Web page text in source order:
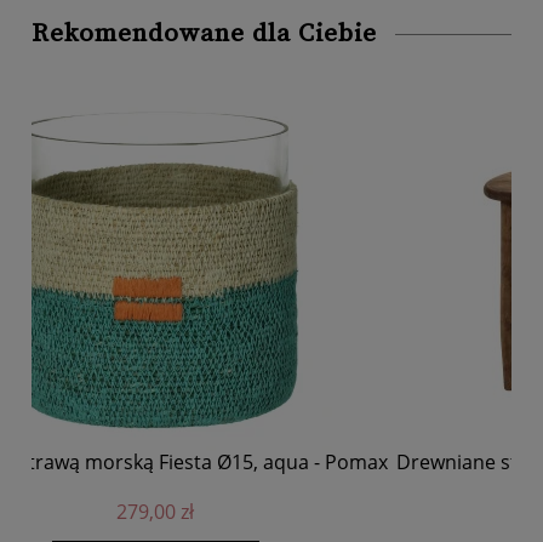
Rekomendowane dla Ciebie
Drewniane stoliki kawowe wsuwane pod siebie Paco,